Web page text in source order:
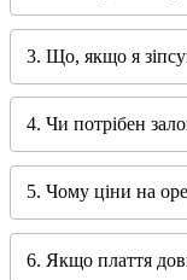
3. Що, якщо я
4. Чи потрібен
5. Чому ціни на
6. Якщо плаття